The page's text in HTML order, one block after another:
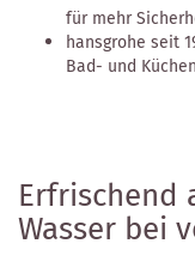
für mehr
hansgrohe seit
Bad- und
Erfrischend
Wasser bei